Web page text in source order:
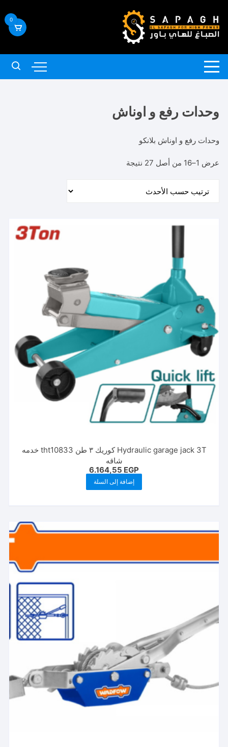
إلى
المحتوى
0
وحدات رفع و اوناش
وحدات رفع و اوناش بلانكو
عرض 1–16 من أصل 27 نتيجة
Hydraulic garage jack 3T كوريك ٣ طن tht10833 خدمه
شاقه
6.164,55 EGP
إضافة إلى السلة